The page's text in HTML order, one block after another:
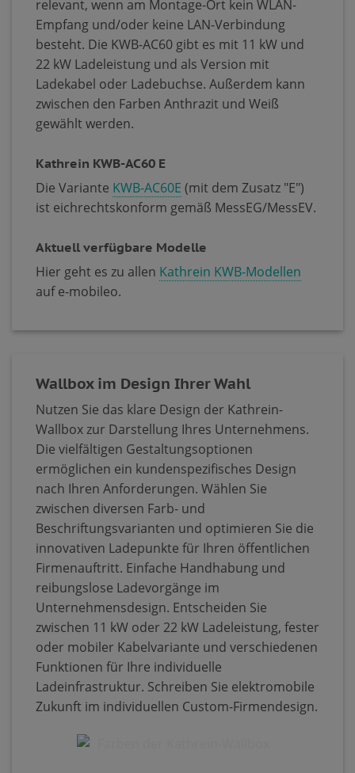
relevant, wenn am Montage-Ort kein WLAN-
Empfang und/oder keine LAN-Verbindung
besteht. Die KWB-AC60 gibt es mit 11 kW und
22 kW Ladeleistung und als Version mit
Ladekabel oder Ladebuchse. Außerdem kann
zwischen den Farben Anthrazit und Weiß
gewählt werden.
Kathrein KWB-AC60 E
Die Variante KWB-AC60E (mit dem Zusatz "E")
ist eichrechtskonform gemäß MessEG/MessEV.
Aktuell verfügbare Modelle
Hier geht es zu allen Kathrein KWB-Modellen
auf e-mobileo.
Wallbox im Design Ihrer Wahl
Nutzen Sie das klare Design der Kathrein-
Wallbox zur Darstellung Ihres Unternehmens.
Die vielfältigen Gestaltungsoptionen
ermöglichen ein kundenspezifisches Design
nach Ihren Anforderungen. Wählen Sie
zwischen diversen Farb- und
Beschriftungsvarianten und optimieren Sie die
innovativen Ladepunkte für Ihren öffentlichen
Firmenauftritt. Einfache Handhabung und
reibungslose Ladevorgänge im
Unternehmensdesign. Entscheiden Sie
zwischen 11 kW oder 22 kW Ladeleistung, fester
oder mobiler Kabelvariante und verschiedenen
Funktionen für Ihre individuelle
Ladeinfrastruktur. Schreiben Sie elektromobile
Zukunft im individuellen Custom-Firmendesign.